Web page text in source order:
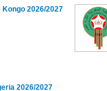
2026/2027
2026/2027